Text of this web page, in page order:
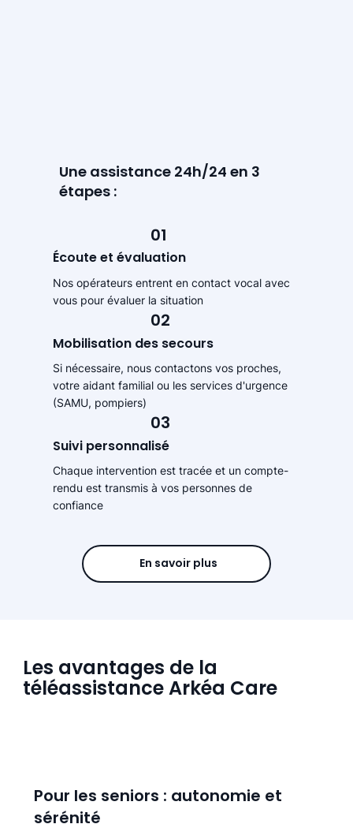
Les avantages de la
téléassistance Arkéa Care
Pour les seniors : autonomie et
sérénité
Une assistance 24h/24 en 3
étapes :
01
Écoute et évaluation
Nos opérateurs entrent en contact vocal avec
vous pour évaluer la situation
02
Mobilisation des secours
Si nécessaire, nous contactons vos proches,
votre aidant familial ou les services d'urgence
(SAMU, pompiers)
03
Suivi personnalisé
Chaque intervention est tracée et un compte-
rendu est transmis à vos personnes de
confiance
En savoir plus